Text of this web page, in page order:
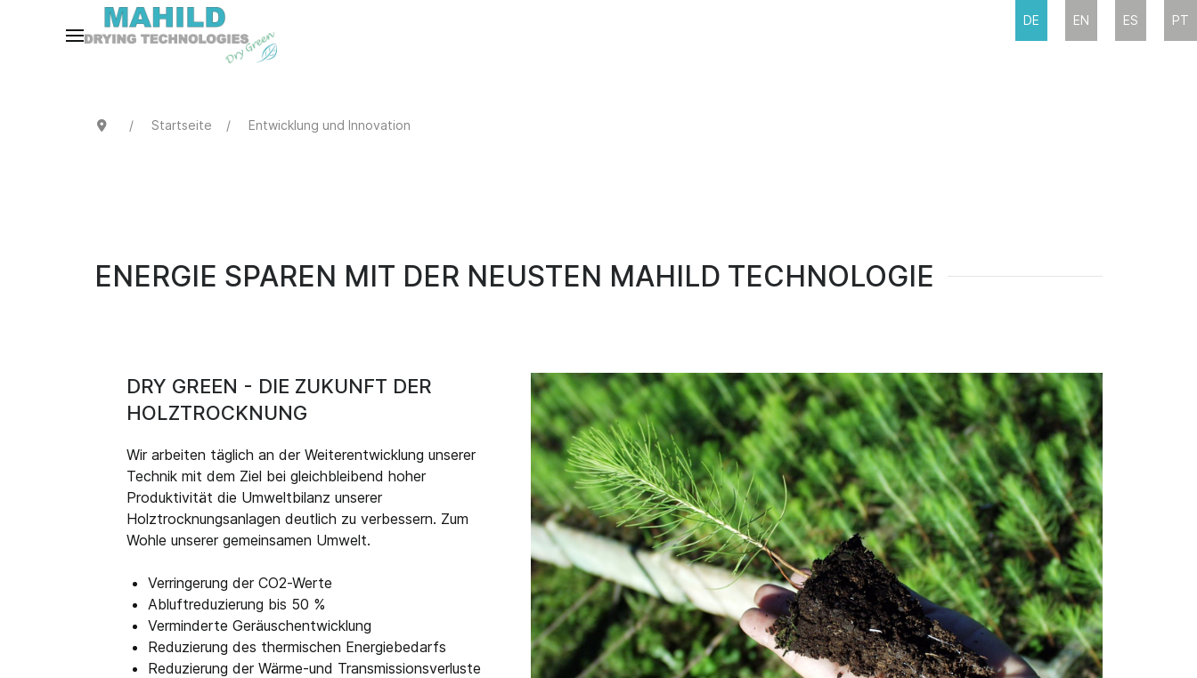
DE EN ES PT
Startseite Entwicklung und Innovation
ENERGIE SPAREN MIT DER NEUSTEN MAHILD TECHNOLOGIE
DRY GREEN - DIE ZUKUNFT DER
HOLZTROCKNUNG
Wir arbeiten täglich an der Weiterentwicklung unserer
Technik mit dem Ziel bei gleichbleibend hoher
Produktivität die Umweltbilanz unserer
Holztrocknungsanlagen deutlich zu verbessern. Zum
Wohle unserer gemeinsamen Umwelt.
Verringerung der CO2-Werte
Abluftreduzierung bis 50 %
Verminderte Geräuschentwicklung
Reduzierung des thermischen Energiebedarfs
Reduzierung der Wärme-und Transmissionsverluste